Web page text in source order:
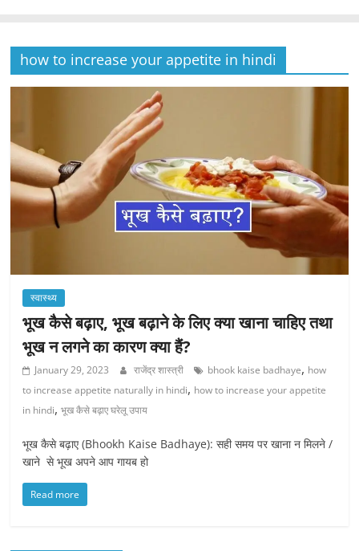
how to increase your appetite in hindi
स्वास्थ्य
भूख कैसे बढ़ाए, भूख बढ़ाने के लिए क्या खाना चाहिए तथा
भूख न लगने का कारण क्या हैं?
January 29, 2023 राजेंद्र शास्त्री bhook kaise badhaye, how
to increase appetite naturally in hindi, how to increase your appetite
in hindi,भूख कैसे बढ़ाए घरेलू उपाय
भूख कैसे बढ़ाए (Bhookh Kaise Badhaye): सही समय पर खाना न मिलने /
खाने से भूख अपने आप गायब हो
Read more